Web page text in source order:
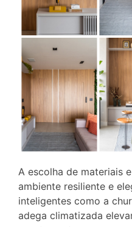
A escolha de materiais
ambiente resiliente e
inteligentes como a
adega climatizada